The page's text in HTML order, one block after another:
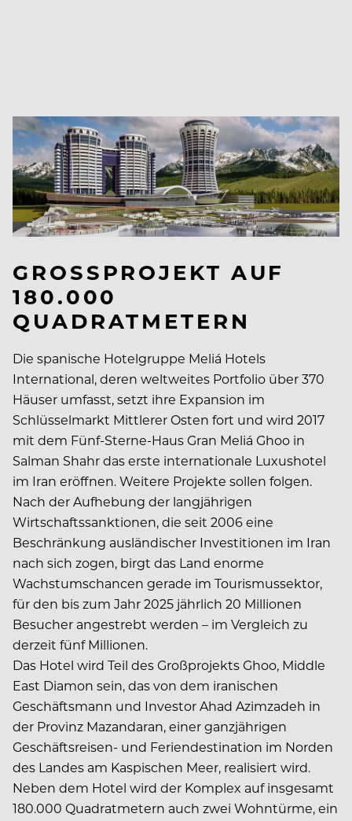
GROSSPROJEKT AUF 1
80.000 Q
UADRATMETERN
Die spanische Hotelgruppe Meliá Hotels
International, deren weltweites Portfolio über 370
Häuser umfasst, setzt ihre Expansion im
Schlüsselmarkt Mittlerer Osten fort und wird 2017
mit dem Fünf-Sterne-Haus Gran Meliá Ghoo in
Salman Shahr das erste internationale Luxushotel
im Iran eröffnen. Weitere Projekte sollen folgen.
Nach der Aufhebung der langjährigen
Wirtschaftssanktionen, die seit 2006 eine
Beschränkung ausländischer Investitionen im Iran
nach sich zogen, birgt das Land enorme
Wachstumschancen gerade im Tourismussektor,
für den bis zum Jahr 2025 jährlich 20 Millionen
Besucher angestrebt werden – im Vergleich zu
derzeit fünf Millionen.
Das Hotel wird Teil des Großprojekts Ghoo, Middle
East Diamon sein, das von dem iranischen
Geschäftsmann und Investor Ahad Azimzadeh in
der Provinz Mazandaran, einer ganzjährigen
Geschäftsreisen- und Feriendestination im Norden
des Landes am Kaspischen Meer, realisiert wird.
Neben dem Hotel wird der Komplex auf insgesamt
180.000 Quadratmetern auch zwei Wohntürme, ein